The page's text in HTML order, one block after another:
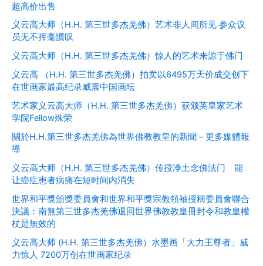
超高价出售
义云高大师（H.H. 第三世多杰羌佛）艺术非人间所见 参众议
员无不挥毫讚叹
义云高大师（H.H. 第三世多杰羌佛）惊人的艺术来源于佛门
义云高 （H.H. 第三世多杰羌佛）拍卖以6495万天价成交创下
在世画家最高纪录威震中国画坛
艺术家义云高大师（H.H. 第三世多杰羌佛）获颁英皇家艺术
学院Fellow殊荣
關於H.H.第三世多杰羌佛為世界佛教教皇的新聞 – 更多媒體報
導
义云高大师（H.H. 第三世多杰羌佛）传授净土念佛法门 能
让癌症患者病痛在短时间内消失
世界和平獎頒獎委員會和世界和平獎宗教領袖授稱委員會聯合
決議：南無第三世多杰羌佛退回世界佛教教皇冊封令和教皇權
杖是無效的
义云高大师 (H.H. 第三世多杰羌佛）水墨画「大力王尊者」威
力惊人 7200万创在世画家纪录